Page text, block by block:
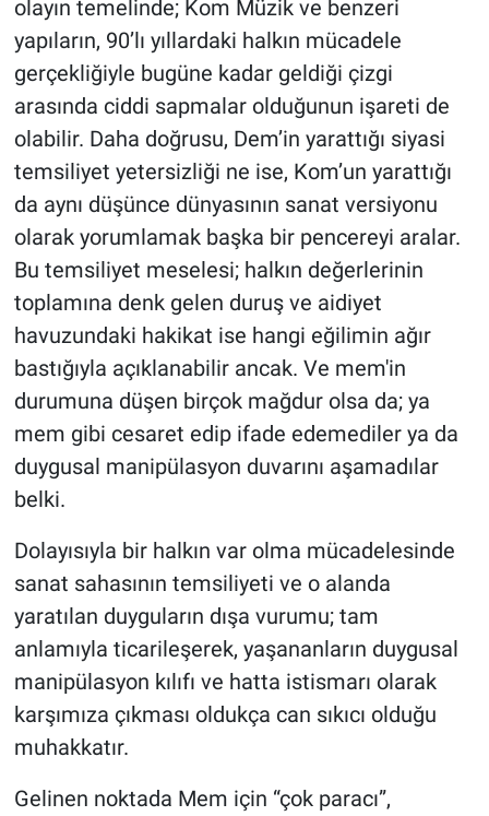
olayın temelinde; Kom Müzik ve benzeri
yapıların, 90’lı yıllardaki halkın mücadele
gerçekliğiyle bugüne kadar geldiği çizgi
arasında ciddi sapmalar olduğunun işareti de
olabilir. Daha doğrusu, Dem’in yarattığı siyasi
temsiliyet yetersizliği ne ise, Kom’un yarattığı
da aynı düşünce dünyasının sanat versiyonu
olarak yorumlamak başka bir pencereyi aralar.
Bu temsiliyet meselesi; halkın değerlerinin
toplamına denk gelen duruş ve aidiyet
havuzundaki hakikat ise hangi eğilimin ağır
bastığıyla açıklanabilir ancak. Ve mem'in
durumuna düşen birçok mağdur olsa da; ya
mem gibi cesaret edip ifade edemediler ya da
duygusal manipülasyon duvarını aşamadılar
belki.
Dolayısıyla bir halkın var olma mücadelesinde
sanat sahasının temsiliyeti ve o alanda
yaratılan duyguların dışa vurumu; tam
anlamıyla ticarileşerek, yaşananların duygusal
manipülasyon kılıfı ve hatta istismarı olarak
karşımıza çıkması oldukça can sıkıcı olduğu
muhakkatır.
Gelinen noktada Mem için “çok paracı”,